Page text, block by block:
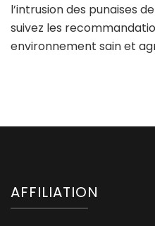
l’intrusion des punaises
suivez les
environnement sain et
AFFILIATION